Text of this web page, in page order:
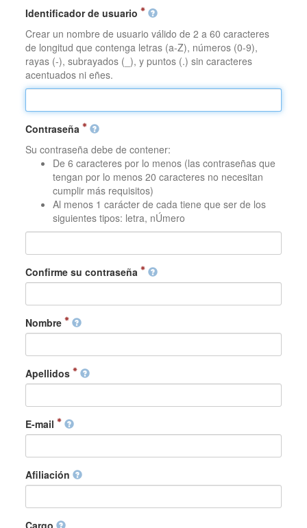
Identificador de usuario
Crear un nombre de usuario válido de 2 a 60 caracteres
de longitud que contenga letras (a-Z), números (0-9),
rayas (-), subrayados (_), y puntos (.) sin caracteres
acentuados ni eñes.
Contraseña
Su contraseña debe de contener:
De 6 caracteres por lo menos (las contraseñas que
tengan por lo menos 20 caracteres no necesitan
cumplir más requisitos)
Al menos 1 carácter de cada tiene que ser de los
siguientes tipos: letra, nÚmero
Confirme su contraseña
Nombre
Apellidos
E-mail
Afiliación
Cargo